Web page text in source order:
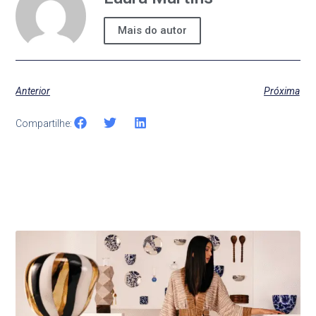
Mais do autor
Anterior Próxima
Compartilhe:
Últimas Notícias